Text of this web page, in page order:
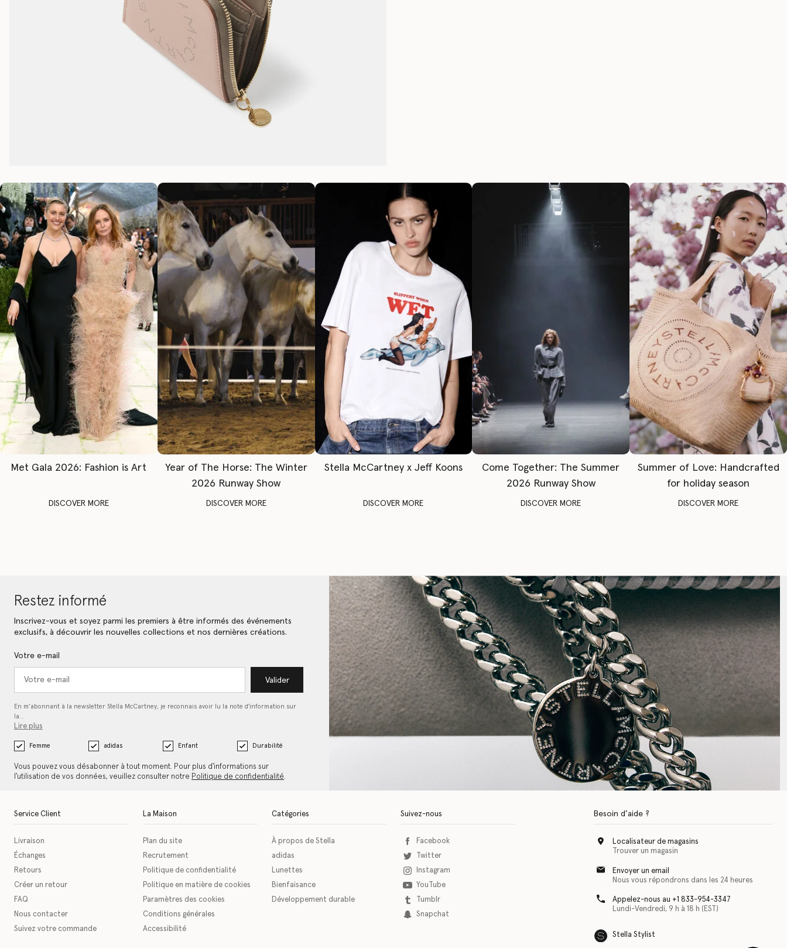
Met Gala 2026: Fashion is Art
DISCOVER MORE
Year of The Horse: The Winter
2026 Runway Show
DISCOVER MORE
Stella McCartney x Jeff Koons
DISCOVER MORE
Come Together: The Summer
2026 Runway Show
DISCOVER MORE
Summer of Love: Handcrafted
for holiday season
DISCOVER MORE
Restez informé
Inscrivez-vous et soyez parmi les premiers à être informés des événements
exclusifs, à découvrir les nouvelles collections et nos dernières créations.
Votre e-mail
Valider
En m’abonnant à la newsletter Stella McCartney, je reconnais avoir lu la note d'information sur
la…
Lire plus
Femme adidas Enfant Durabilité
Vous pouvez vous désabonner à tout moment. Pour plus d'informations sur
l'utilisation de vos données, veuillez consulter notre Politique de confidentialité.
Service Client
Livraison
Échanges
Retours
Créer un retour
FAQ
Nous contacter
Suivez votre commande
La Maison
Plan du site
Recrutement
Politique de confidentialité
Politique en matière de cookies
Paramètres des cookies
Conditions générales
Accessibilité
Catégories
À propos de Stella
adidas
Lunettes
Bienfaisance
Développement durable
Suivez-nous
Facebook
Twitter
Instagram
YouTube
Tumblr
Snapchat
Besoin d’aide ?
Localisateur de magasins
Trouver un magasin
Envoyer un email
Nous vous répondrons dans les 24 heures
Appelez-nous au +1 833-954-3347
Lundi-Vendredi, 9 h à 18 h (EST)
Stella Stylist